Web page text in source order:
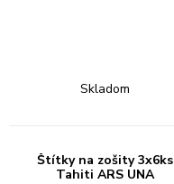
Skladom
Štítky na zošity 3x6ks
Tahiti ARS UNA